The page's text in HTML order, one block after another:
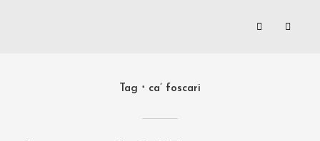
Tag ca’ foscari